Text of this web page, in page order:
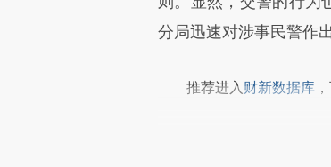
分局迅速对涉事民警作
推荐进入 财新数据库